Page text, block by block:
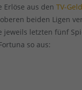
Erlöse aus denTV-
beiden Ligen
jeweils letzten fünf
so aus: